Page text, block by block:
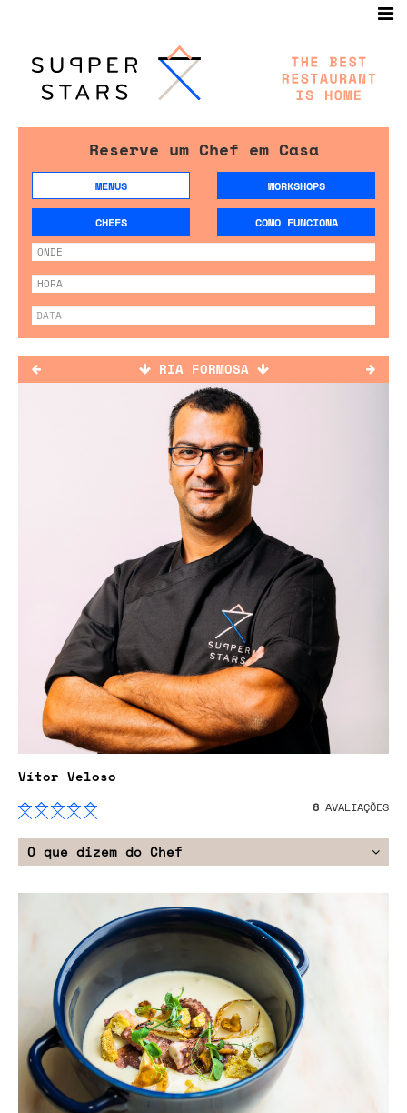
Reserve um Chef em Casa
MENUS WORKSHOPS
CHEFS COMO FUNCIONA
RIA FORMOSA
Vítor Veloso
8 AVALIAÇÕES
O que dizem do Chef